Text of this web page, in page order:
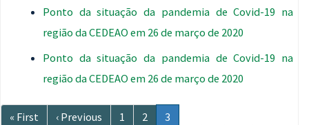
Ponto da situação da pandemia de Covid-19 na
região da CEDEAO em 26 de março de 2020
Ponto da situação da pandemia de Covid-19 na
região da CEDEAO em 26 de março de 2020
Paginação
Primeira
« First
Página
‹ Previous Página
1 Página
2
Página
3